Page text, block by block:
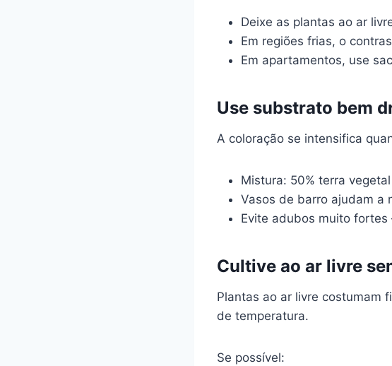
Deixe as plantas ao ar
Em regiões frias, o
Em apartamentos, use
Use substrato bem
A coloração se intensifica
Mistura: 50% terra
Vasos de barro ajudam a
Evite adubos muito
Cultive ao ar livre
Plantas ao ar livre costumam
de temperatura.
Se possível: